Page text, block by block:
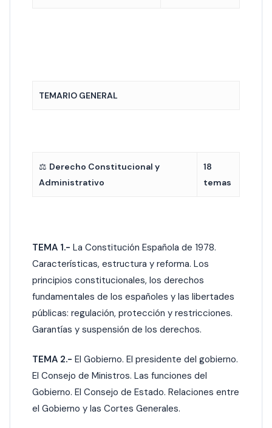
TEMARIO GENERAL
⚖️ Derecho Constitucional y
Administrativo
18
temas
TEMA 1.- La Constitución Española de 1978.
Características, estructura y reforma. Los
principios constitucionales, los derechos
fundamentales de los españoles y las libertades
públicas: regulación, protección y restricciones.
Garantías y suspensión de los derechos.
TEMA 2.- El Gobierno. El presidente del gobierno.
El Consejo de Ministros. Las funciones del
Gobierno. El Consejo de Estado. Relaciones entre
el Gobierno y las Cortes Generales.